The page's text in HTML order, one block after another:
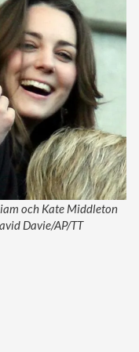
och Kate Middleton
Davie/AP/TT